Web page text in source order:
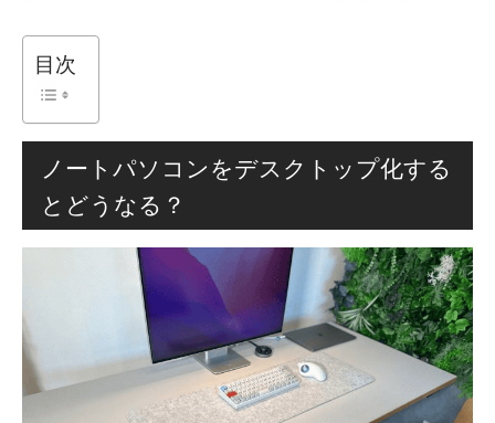
目次
ノートパソコンをデスクトップ化する
とどうなる？